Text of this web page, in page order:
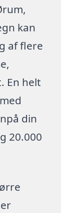
kan
af flere
En helt
din
20.000